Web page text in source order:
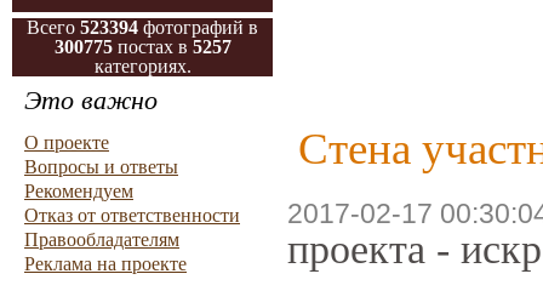
Всего 523394 фотографий в
300775постах в 5257
категориях.
Это важно
О проекте
Вопросы и ответы
Рекомендуем
Отказ от ответственности
Правообладателям
Реклама на проекте
Стена
2017-02-17
проекта -